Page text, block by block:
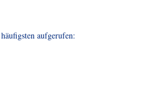
aufgerufen: